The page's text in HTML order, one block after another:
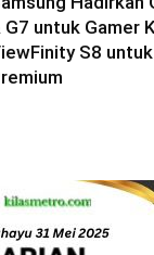
G7 untuk Gamer
S8